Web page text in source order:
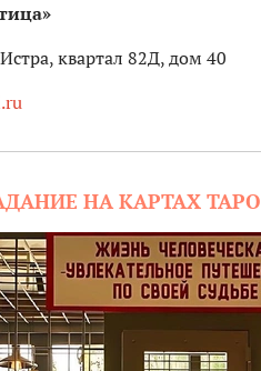
квартал 82Д, дом 40
НА КАРТАХ ТАРО